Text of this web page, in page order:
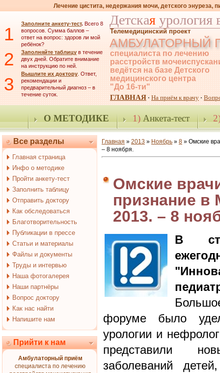
Лечение цистита, недержания мочи, детского энуреза,
1 Заполните анкету-тест. Всего 8
вопросов. Сумма баллов –
ответ на вопрос: здоров ли мой
ребёнок?
2 Заполняйте таблицу в течение
двух дней. Обратите внимание
на инструкцию по ней.
3 Вышлите их доктору. Ответ,
рекомендации и
предварительный диагноз – в
течение суток.
Детская урология
Телемедицинский проект
АМБУЛАТОРНЫЙ
специалиста по лечению
расстройств
ведётся на базе Детского
медицинского центра
"До 16-ти"
ГЛАВНАЯ · На приём к врачу ·
О МЕТОДИКЕ 1)Анкета-тест
Все разделы
Главная страница
Инфо о методике
Пройти анкету-тест
Заполнить таблицу
Отправить доктору
Как обследоваться
Благотворительность
Публикации в прессе
Статьи и материалы
Файлы и документы
Труды и интервью
Наша фотогалерея
Наши партнёры
Вопрос доктору
Как нас найти
Напишите нам
Прийти к нам
Амбулаторный приём
специалиста по лечению
Главная » 2013 » Ноябрь » 8 » Омские
– 8 ноября.
Омские
признание в
2013. – 8
В
форуме было
урологии и
представили
заболеваний